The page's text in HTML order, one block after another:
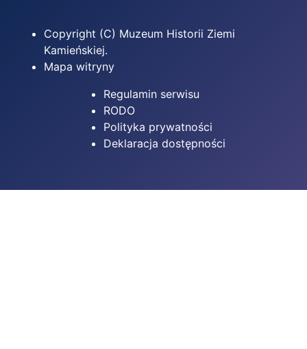
Copyright (C) Muzeum Historii Ziemi
Kamieńskiej.
Mapa witryny
Regulamin serwisu
RODO
Polityka prywatności
Deklaracja dostępności